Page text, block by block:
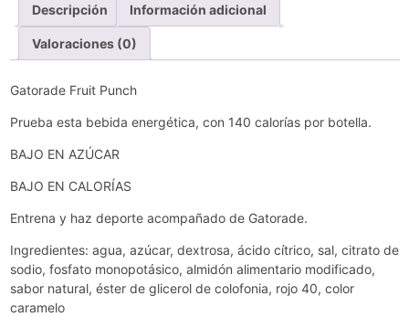
Descripción Información adicional
Valoraciones (0)
Gatorade Fruit Punch
Prueba esta bebida energética, con 140 calorías por botella.
BAJO EN AZÚCAR
BAJO EN CALORÍAS
Entrena y haz deporte acompañado de Gatorade.
Ingredientes: agua, azúcar, dextrosa, ácido cítrico, sal, citrato de
sodio, fosfato monopotásico, almidón alimentario modificado,
sabor natural, éster de glicerol de colofonia, rojo 40, color
caramelo